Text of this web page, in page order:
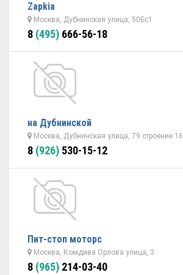
Zapkia
Москва, Дубнинская улица, 50Бс1
8 (495) 666-56-18
на Дубнинской
Москва, Дубнинская улица, 79 строение 16
8 (926) 530-15-12
Пит-стоп моторс
Москва, Комдива Орлова улица, 3
8 (965) 214-03-40